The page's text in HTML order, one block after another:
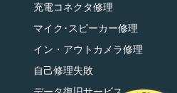
充電コネクタ修理
マイク･スピーカー修理
イン・アウトカメラ修理
自己修理失敗